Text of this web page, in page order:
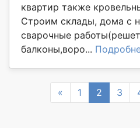
квартир также
Строим склады, дома с
сварочные
балконы,воро...
« Previous
1 2 3